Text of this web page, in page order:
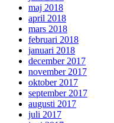
maj 2018
april 2018
mars 2018
februari 2018
januari 2018
december 2017
november 2017
oktober 2017
september 2017
augusti 2017
juli 2017